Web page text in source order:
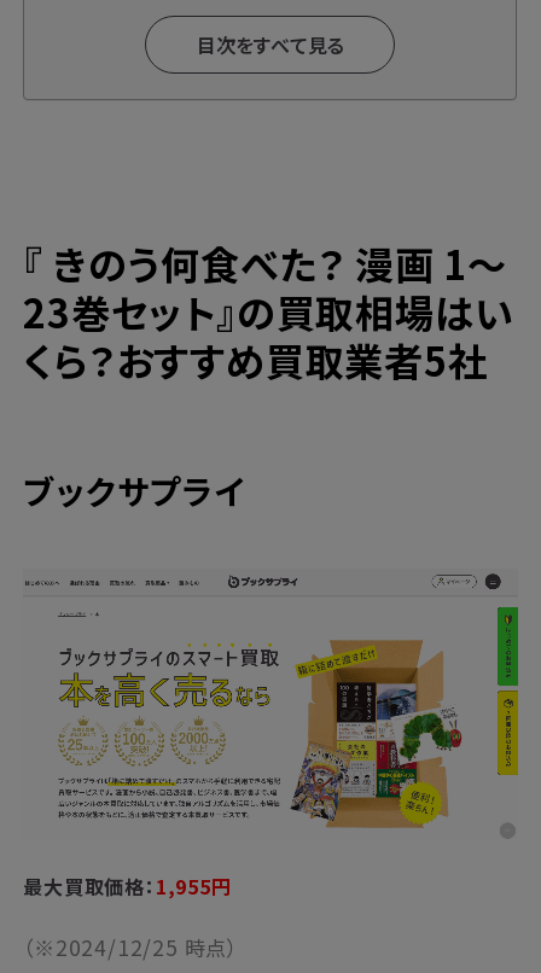
高価買取ならブックサプライへ
今なら期間限定のキャンペーンも開催中！
目次をすべて見る
『 きのう何食べた？ 漫画 1～
23巻セット』の買取相場はい
くら？おすすめ買取業者5社
ブックサプライ
最大買取価格： 1,955円
（※2024/12/25 時点）